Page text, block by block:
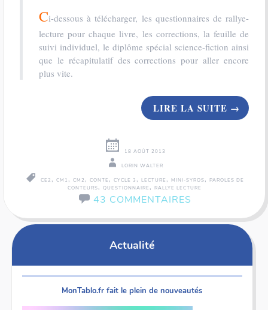
Ci-dessous à télécharger, les questionnaires de rallye-
lecture pour chaque livre, les corrections, la feuille de
suivi individuel, le diplôme spécial science-fiction ainsi
que le récapitulatif des corrections pour aller encore
plus vite.
LIRE LA SUITE →
18 AOÛT 2013
LORIN WALTER
CE2 , CM1 , CM2 , CONTE , CYCLE 3 , LECTURE , MINI-SYROS, PAROLES DE
CONTEURS, QUESTIONNAIRE , RALLYE LECTURE
43 COMMENTAIRES
Actualité
MonTablo.fr fait le plein de nouveautés